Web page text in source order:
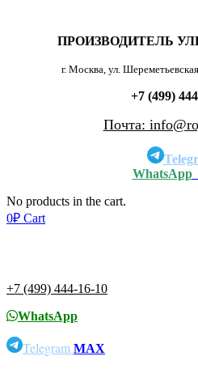
ПРОИЗВОДИТЕЛЬ
г. Москва, ул.
+7 (499)
Почта:
WhatsApp
No products in the cart.
0₽ Cart
+7 (499) 444-16-10
WhatsApp
Telegram MAX